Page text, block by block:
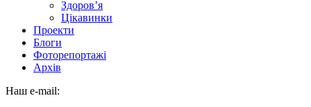
Здоров’я
Цікавинки
Проекти
Блоги
Фоторепортажі
Архів
Наш e-mail: